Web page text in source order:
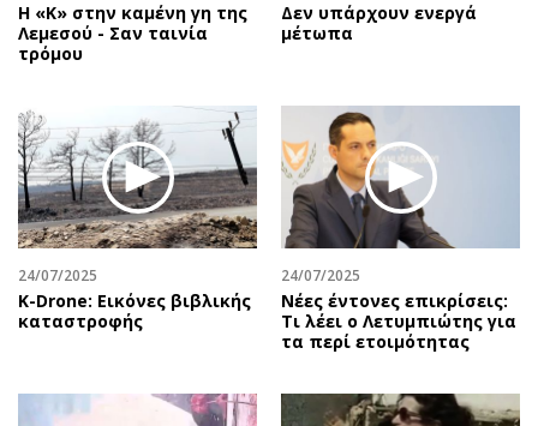
Η «Κ» στην καμένη γη της
Λεμεσού - Σαν ταινία
τρόμου
Δεν υπάρχουν ενεργά
μέτωπα
24/07/2025
Κ-Drone: Εικόνες βιβλικής
καταστροφής
24/07/2025
Νέες έντονες επικρίσεις:
Τι λέει ο Λετυμπιώτης για
τα περί ετοιμότητας